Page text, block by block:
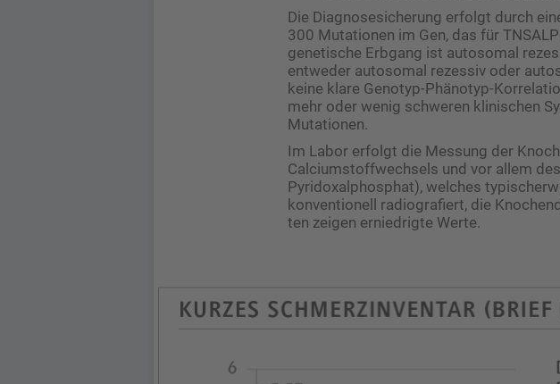
Die Diagnosesicherung erfolgt durch
300 Mutationen im Gen, das für
genetische Erbgang ist autosomal
entweder autosomal rezessiv oder
keine klare Genotyp-Phänotyp-
mehr oder wenig schweren klinischen
Mutationen.
Im Labor erfolgt die Messung der
Calciumstoffwechsels und vor allem
Pyridoxalphosphat), welches
konventionell radiografiert, die
ten zeigen erniedrigte Werte.